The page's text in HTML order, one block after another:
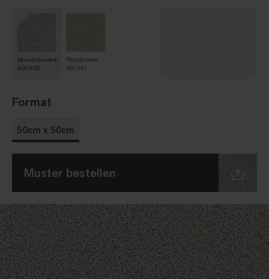
Monochrome
A01502
Polychrome
A01501
Format
50cm x 50cm
Muster bestellen